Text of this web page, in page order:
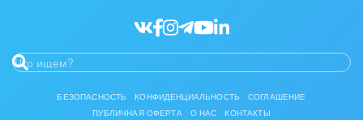
Юриспруденция
БЕЗОПАСНОСТЬ КОНФИДЕНЦИАЛЬНОСТЬ
СОГЛАШЕНИЕ
ПУБЛИЧНАЯ ОФЕРТА
О НАС КОНТАКТЫ